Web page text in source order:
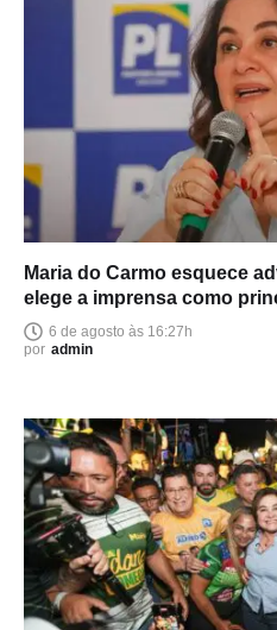
Maria do Carmo esquece
elege a imprensa como
6 de agosto às 16:27h
por admin